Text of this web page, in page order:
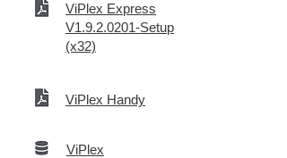
ViPlex Express
V1.9.2.0201-Setup
(x32)
ViPlex Handy
ViPlex